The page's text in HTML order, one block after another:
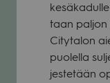
taan pal­jon
City­ta­lon
puo­lella
jes­te­tään